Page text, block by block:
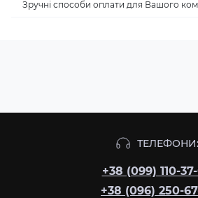
Зручні способи оплати для Вашого
ТЕЛЕФОНИ:
+38 (099) 110-
+38 (096) 250-